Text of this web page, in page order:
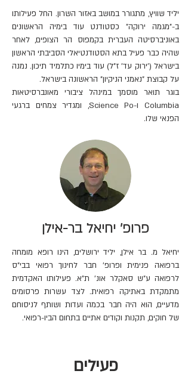
יליד שוויץ, מתגורר במושב באזור השרון. החל פעילותו
ב-"מגמה ירוקה" כסטודנט עוד בימיה הראשונים
באוניברסיטה העברית בקמפוס הר הצופים, לאחר
שהיה כבר פעיל בתא הסטודנטיאלי הסביבתי הראשון
בישראל ('ירוק עד' ז"ל) עוד בימיו כתלמיד תיכון. נמנה
על קבוצת "נאמני הניקיון" הראשונה בישראל.
בוגר תואר מוסמך במינהל ציבורי מאונברסיטאות
Columbia ו-Science Po, ומגדיר צמחים ברגעי
הפנאי שלו.
פרופ' יחיאל בר-אילן
יחיאל מ. בר אילן, יליד ירושלים, הינו רופא מומחה
ברפואה פנימית ופרופ' חבר לחינוך רפואי בבי"ס
לרפואה ע"ש סאקלר אונ' ת"א. פעילותו האקדמית
מתמקדת באתיקה רפואית. לצד עשרות פרסומים
מדעיים, הוא היה חבר בכמה ועדות ושותף לניסוחם
של חוקים, תקנות וקודים אתיים בתחום הביו-רפואי.
פעילים